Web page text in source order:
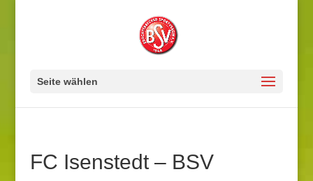
Seite wählen
FC Isenstedt – BSV